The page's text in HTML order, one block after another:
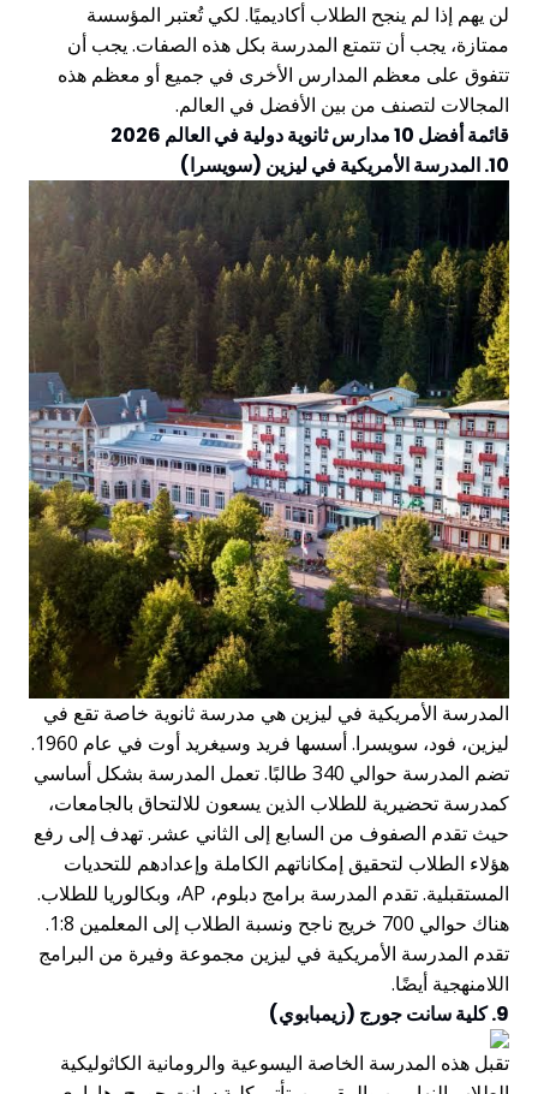
لن يهم إذا لم ينجح الطلاب أكاديميًا. لكي تُعتبر المؤسسة
ممتازة، يجب أن تتمتع المدرسة بكل هذه الصفات. يجب أن
تتفوق على معظم المدارس الأخرى في جميع أو معظم هذه
المجالات لتصنف من بين الأفضل في العالم.
قائمة أفضل 10 مدارس ثانوية دولية في العالم 2026
10. المدرسة الأمريكية في ليزين (سويسرا)
المدرسة الأمريكية في ليزين هي مدرسة ثانوية خاصة تقع في
ليزين، فود، سويسرا. أسسها فريد وسيغريد أوت في عام 1960.
تضم المدرسة حوالي 340 طالبًا. تعمل المدرسة بشكل أساسي
كمدرسة تحضيرية للطلاب الذين يسعون للالتحاق بالجامعات،
حيث تقدم الصفوف من السابع إلى الثاني عشر. تهدف إلى رفع
هؤلاء الطلاب لتحقيق إمكاناتهم الكاملة وإعدادهم للتحديات
المستقبلية. تقدم المدرسة برامج دبلوم، AP، وبكالوريا للطلاب.
هناك حوالي 700 خريج ناجح ونسبة الطلاب إلى المعلمين 1:8.
تقدم المدرسة الأمريكية في ليزين مجموعة وفيرة من البرامج
اللامنهجية أيضًا.
9. كلية سانت جورج (زيمبابوي)
تقبل هذه المدرسة الخاصة اليسوعية والرومانية الكاثوليكية